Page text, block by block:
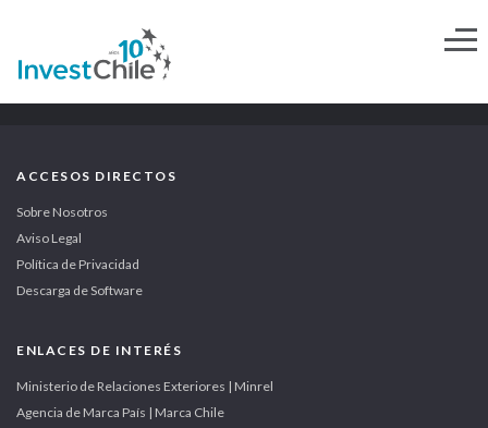
ACCESOS DIRECTOS
Sobre Nosotros
Aviso Legal
Política de Privacidad
Descarga de Software
ENLACES DE INTERÉS
Ministerio de Relaciones Exteriores | Minrel
Agencia de Marca País | Marca Chile